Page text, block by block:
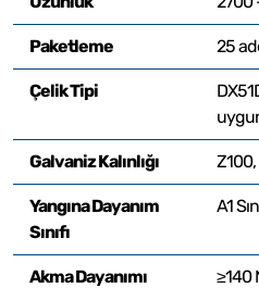
Paketleme 25
Çelik Tipi
Galvaniz Kalınlığı
Yangına Dayanım
Sınıfı
A1
Akma Dayanımı ≥140